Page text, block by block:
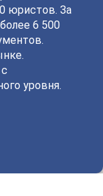
юристов. За
6 500
уровня.